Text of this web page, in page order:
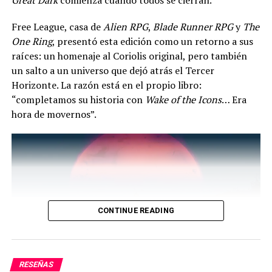
las interacciones sociales, incluyendo actuar,
interpretar, mentir, descubrir intenciones,
intimidar y calmar a otros personajes, entre otras
habilidades.
Concentración:Mayormente utilizada por las
clases mágicas para lanzar hechizos, también es
la habilidad elegida para tareas que requieren
capacidad lógica.
Fuerza de Voluntad:Representa la capacidad
del personaje para poner su voluntad por encima
de todo. Resiste daños de traumas, y el fracaso
Fabricación:Empleada para confeccionar o
crear objetos de todo tipo, complementando los
personaje.
Free League, casa deAlien RPG, Blade Runner RPGy The
One Ring, presentó esta edición como un retorno a sus
raíces: un homenaje al Coriolis original, pero también
un salto a un universo que dejó atrás el Tercer
Horizonte. La razón está en el propio libro:
“completamos su historia con Wake of the Icons… Era
hora de movernos”.
Te puede interesarThe Electric State RPG: un viaje
por la melancolía eléctrica del fin del mundo
CONTINUE READING
RESEÑAS